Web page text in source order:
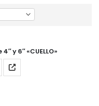
y 6″ «CUELLO»